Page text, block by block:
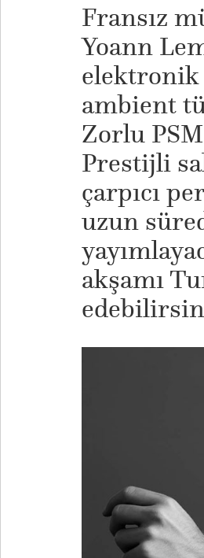
Fransız
Yoann
ambient
Zorlu
Prestijli
çarpıcı
uzun
akşamı